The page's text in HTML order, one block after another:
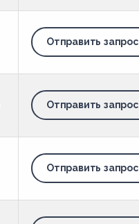
Отправить запрос
Отправить запрос
Отправить запрос